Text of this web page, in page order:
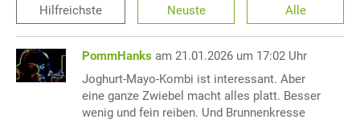
Hilfreichste Neuste Alle
PommHanks am 21.01.2026 um 17:02 Uhr
Joghurt-Mayo-Kombi ist interessant. Aber
eine ganze Zwiebel macht alles platt. Besser
wenig und fein reiben. Und Brunnenkresse